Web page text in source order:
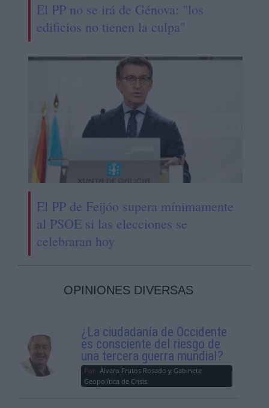
El PP no se irá de Génova: "los
edificios no tienen la culpa"
El PP de Feijóo supera mínimamente
al PSOE si las elecciones se
celebraran hoy
OPINIONES DIVERSAS
¿La ciudadanía de Occidente
es consciente del riesgo de
una tercera guerra mundial?
Por Álvaro Frutos Rosado y Gabinete
Geopolítica de Crisis